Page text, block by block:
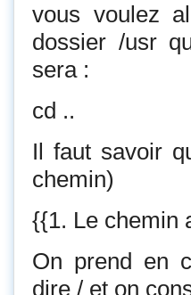
vous voulez
dossier /usr
sera :
cd ..
Il faut savoir
chemin)
{{1. Le chemin
On prend en
dire / et on